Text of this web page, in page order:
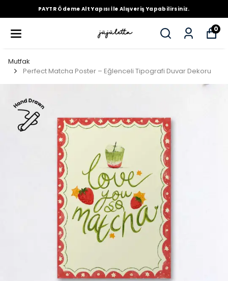
PAYTR Ödeme Alt Yapısı İle Alışveriş Yapabilirsiniz.
0
Mutfak
Perfect Matcha Poster – Eğlenceli Tipografi Duvar Dekoru